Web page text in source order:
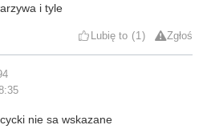
i tyle
Lubię to 1 Zgłoś
nie sa wskazane